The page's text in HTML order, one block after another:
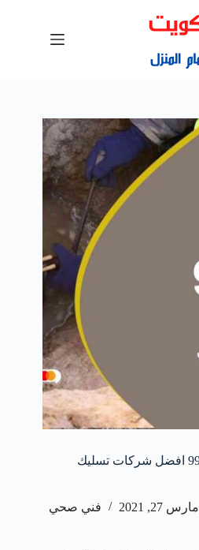
تسليك مجاري الجهراء 99009522 افضل شركات تسليك
مارس 27, 2021 فني صحي